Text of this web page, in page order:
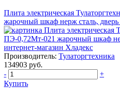
Плита электрическая
жарочный шкаф нерж сталь, дверь
Производитель: Тулаторгтехника
134903 руб.
-
+
Купить